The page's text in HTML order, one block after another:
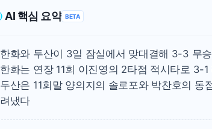
AI 핵심 요약 BETA
한화와 두산이 3일 잠실에서 맞대결해 3-3 무
한화는 연장 11회 이진영의 2타점 적시타로 3-
두산은 11회말 양의지의 솔로포와 박찬호의
려냈다